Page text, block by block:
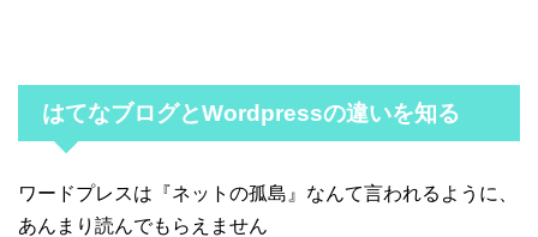
はてなブログとWordpressの違いを知る
ワードプレスは『ネットの孤島』なんて言われるように、
あんまり読んでもらえません